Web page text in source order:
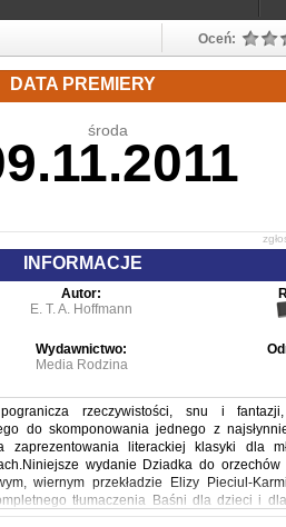
Oceń:
DATA PREMIERY
środa
INFORMACJE
Autor:
E. T. A. Hoffmann
Wydawnictwo:
Media Rodzina
rzeczywistości, snu i
do skomponowania jednego z
zaprezentowania literackiej klasyki dla
wydanie Dziadka do
wiernym przekładzie Elizy Pieciul-
tłumaczenia Baśni dla dzieci i